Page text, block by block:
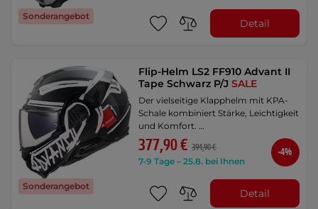
Sonderangebot
Detail
Sonderangebot
Flip-Helm LS2 FF910 Advant II
Tape Schwarz P/JSALE
Der vielseitige Klapphelm mit KPA-
Schale kombiniert Stärke, Leichtigkeit
und Komfort. …
377,90 € 394,90 €
7-9 Tage – 25.8. bei Ihnen
-4%
Detail